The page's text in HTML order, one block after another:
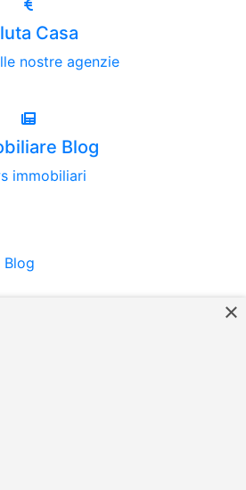
Casa
nostre agenzie
Blog
immobiliari
Blog
degli annunci
di alcun altro
×